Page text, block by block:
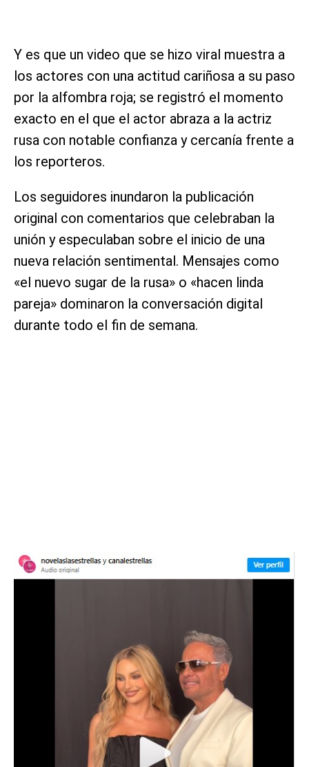
Y es que un video que se hizo viral muestra a
los actores con una actitud cariñosa a su paso
por la alfombra roja; se registró el momento
exacto en el que el actor abraza a la actriz
rusa con notable confianza y cercanía frente a
los reporteros.
Los seguidores inundaron la publicación
original con comentarios que celebraban la
unión y especulaban sobre el inicio de una
nueva relación sentimental. Mensajes como
«el nuevo sugar de la rusa» o «hacen linda
pareja» dominaron la conversación digital
durante todo el fin de semana.